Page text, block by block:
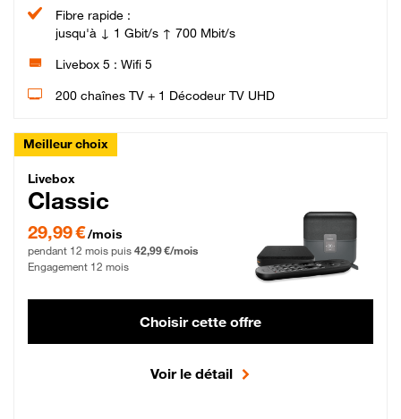
Fibre rapide :
jusqu'à ↓ 1 Gbit/s ↑ 700 Mbit/s
Livebox 5 : Wifi 5
200 chaînes TV + 1 Décodeur TV UHD
Meilleur choix
Livebox Classic Fibre
Livebox
Classic
29,99 € par mois pendant 12 mois puis 42,99 € par mois, Engagement 12 mois
29,99 €/mois
pendant 12 mois puis 42,99 €/mois
Engagement 12 mois
Choisir cette offre
Voir le détail